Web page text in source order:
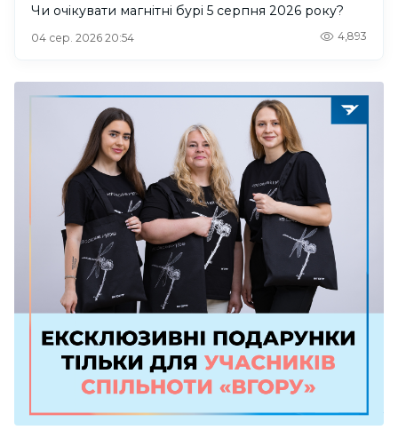
Чи очікувати магнітні бурі 5 серпня 2026 року?
04 сер. 2026 20:54 4,893